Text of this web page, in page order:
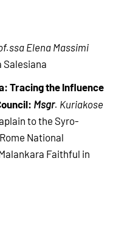
Elena Massimi
Tracing the Influence
Msgr. Kuriakose
to the Syro-
National
Faithful in